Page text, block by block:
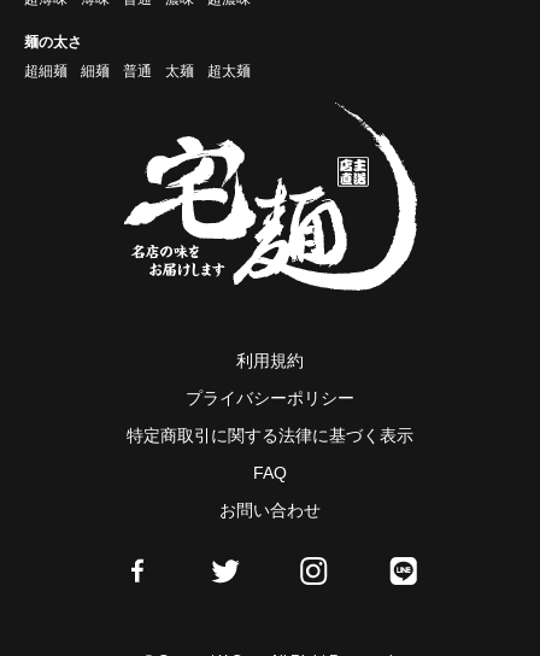
麺の太さ
超細麺
細麺 普通 太麺 超太麺
利用規約
プライバシーポリシー
特定商取引に関する法律に基づく表示
FAQ
お問い合わせ